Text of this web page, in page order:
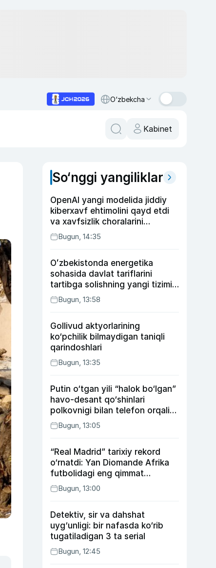
O‘zbekcha
Kabinet
So‘nggi yangiliklar
OpenAI yangi modelida jiddiy
kiberxavf ehtimolini qayd etdi
va xavfsizlik choralarini
kuchaytirdi
Bugun, 14:35
Oʻzbekistonda energetika
sohasida davlat tariflarini
tartibga solishning yangi tizimi
joriy etildi
Bugun, 13:58
Gollivud aktyorlarining
ko‘pchilik bilmaydigan taniqli
qarindoshlari
Bugun, 13:35
Putin o‘tgan yili “halok bo‘lgan”
havo-desant qo‘shinlari
polkovnigi bilan telefon orqali
suhbatlashdi
Bugun, 13:05
“Real Madrid” tarixiy rekord
o‘rnatdi: Yan Diomande Afrika
futbolidagi eng qimmat
transferga aylandi
Bugun, 13:00
Detektiv, sir va dahshat
uyg‘unligi: bir nafasda ko‘rib
tugatiladigan 3 ta serial
Bugun, 12:45